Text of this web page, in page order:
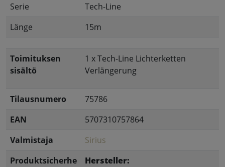
Serie
Tech-Line
Länge
15m
Toimituksen
sisältö
1 x Tech-Line Lichterketten
Verlängerung
Tilausnumero
75786
EAN
5707310757864
Valmistaja
Sirius
Produktsicherhe
Hersteller: